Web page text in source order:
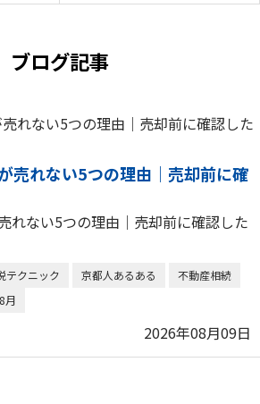
ブログ記事
売れない5つの理由｜売却前に確
れない5つの理由｜売却前に確認した
テクニック 京都人あるある
不動産相続
月
2026年08月09日